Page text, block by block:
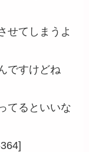
せてしまうよ
ですけどね
てるといいな